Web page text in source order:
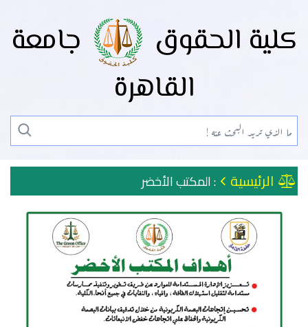
كلية الحقوق
جامعة
القاهرة
الرئيسية : المكتب الأخضر